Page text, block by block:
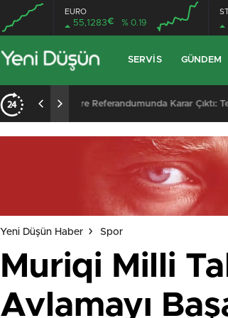
EURO
55,1283€ % 0.19
SERVIS GÜNDEM
02:08 / İznik’te Feci Trafik
Yeni Düşün Haber Spor
Muriqi Milli
Avlamayı